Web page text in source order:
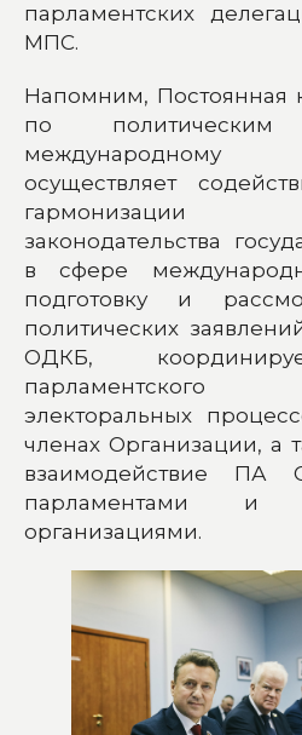
парламентских
МПС.
Напомним,
по
международному
осуществляет
гармонизации
законодательства
в сфере
подготовку и
политических
ОДКБ,
электоральных
членах Организации, а
взаимодействие
парламентами и
организациями.